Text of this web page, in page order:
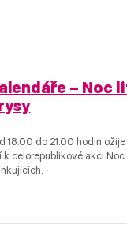
– Noc
18.00 do 21.00 hodin
k celorepublikové akci